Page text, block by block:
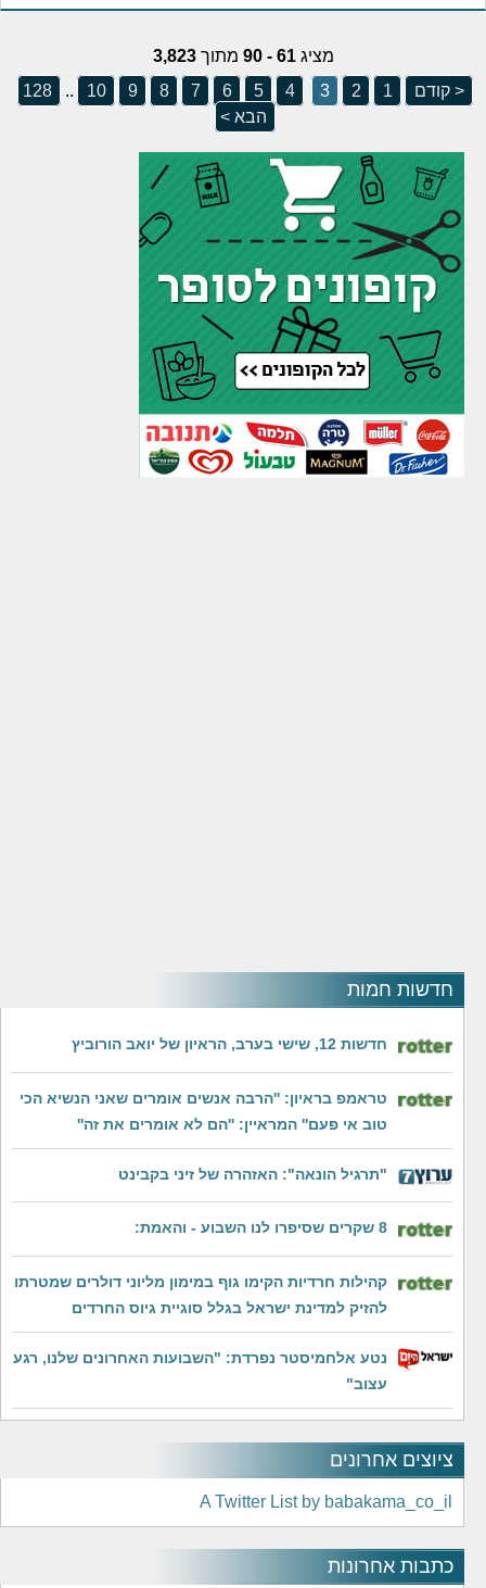
חדשות חמות
חדשות 12, שישי בערב, הראיון של יואב הורוביץ
טראמפ בראיון: ''הרבה אנשים אומרים שאני הנשיא הכי
טוב אי פעם'' המראיין: ''הם לא אומרים את זה''
"תרגיל הונאה": האזהרה של זיני בקבינט
8 שקרים שסיפרו לנו השבוע - והאמת:
קהילות חרדיות הקימו גוף במימון מליוני דולרים שמטרתו
להזיק למדינת ישראל בגלל סוגיית גיוס החרדים
נטע אלחמיסטר נפרדת: "השבועות האחרונים שלנו, רגע
עצוב"
ציוצים אחרונים
A Twitter List by babakama_co_il
כתבות אחרונות
מציג61 - 90 מתוך3,823
< קודם
1
2
3
4
5
6
7
8
9
10
..
128
הבא >